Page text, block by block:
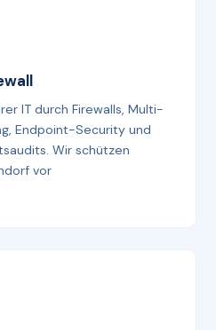
IT durch Firewalls, Multi-
Endpoint-Security und
Wir schützen
vor